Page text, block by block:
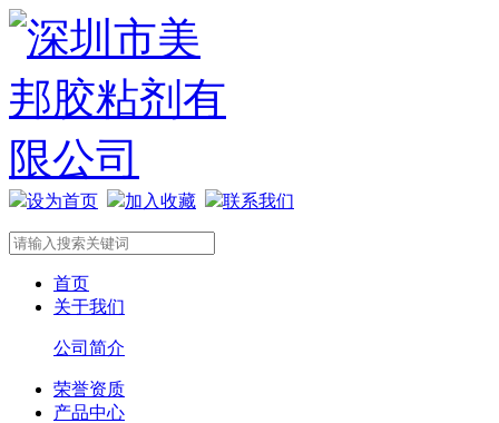
设为首页 加入收藏 联系我们
首页
关于我们
公司简介
荣誉资质
产品中心